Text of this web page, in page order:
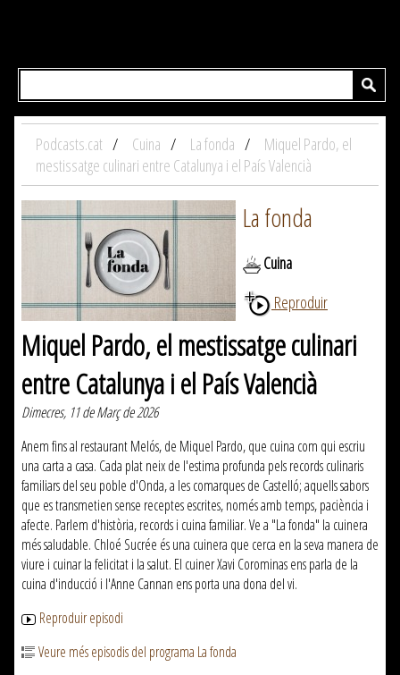
Podcasts.cat Cuina La fonda
Miquel Pardo, el
mestissatge culinari entre Catalunya i el País Valencià
La fonda
Cuina
Reproduir
Miquel Pardo, el mestissatge culinari
entre Catalunya i el País Valencià
Dimecres, 11 de Març de 2026
Anem fins al restaurant Melós, de Miquel Pardo, que cuina com qui escriu
una carta a casa. Cada plat neix de l'estima profunda pels records culinaris
familiars del seu poble d'Onda, a les comarques de Castelló; aquells sabors
que es transmetien sense receptes escrites, només amb temps, paciència i
afecte. Parlem d'història, records i cuina familiar. Ve a "La fonda" la cuinera
més saludable. Chloé Sucrée és una cuinera que cerca en la seva manera de
viure i cuinar la felicitat i la salut. El cuiner Xavi Corominas ens parla de la
cuina d'inducció i l'Anne Cannan ens porta una dona del vi.
Reproduir episodi
Veure més episodis del programa La fonda